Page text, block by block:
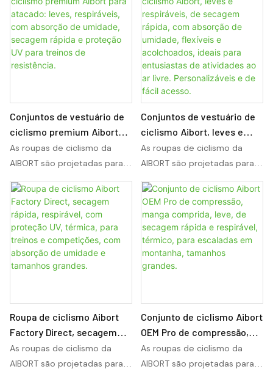
o conforto e a segurança em
cada pedalada.
o conforto e a segurança em
cada pedalada.
umidade e preço de
fábrica.
distâncias. Com tecidos
leves, gerenciamento
avançado de umidade e
opções de personalização
completas, este vestuário
oferece respirabilidade,
flexibilidade e durabilidade
de longa duração tanto para
ciclismo de estrada quanto
para mountain bike. Pensado
níveis, ele eleva a velocidade,
o conforto e a segurança em
cada pedalada.
tamanhos grandes para
ciclismo de estrada.
distâncias. Com tecidos
leves, gerenciamento
avançado de umidade e
opções de personalização
completas, este vestuário
profissional para ciclismo
oferece respirabilidade,
flexibilidade e durabilidade
de longa duração tanto para
ciclismo de estrada quanto
para mountain bike. Pensado
níveis, ele eleva a velocidade,
o conforto e a segurança em
cada pedalada.
Conjuntos de vestuário de
ciclismo premium Aibort
para atacado: leves,
respiráveis, com absorção
rápida e proteção UV para
treinos de resistência.
As roupas de ciclismo da
AIBORT são projetadas para
desempenho, conforto e
resistência em longas
distâncias. Com tecidos
leves, gerenciamento
avançado de umidade e
opções de personalização
completas, este vestuário
oferece respirabilidade,
flexibilidade e durabilidade
de longa duração tanto para
ciclismo de estrada quanto
para mountain bike. Pensado
Conjuntos de vestuário de
ciclismo Aibort, leves e
respiráveis, de secagem
rápida, com absorção de
acolchoados, ideais para
entusiastas de atividades
ao ar livre. Personalizáveis ​​
e de fácil acesso.
As roupas de ciclismo da
AIBORT são projetadas para
desempenho, conforto e
resistência em longas
distâncias. Com tecidos
leves, gerenciamento
avançado de umidade e
opções de personalização
completas, este vestuário
oferece respirabilidade,
flexibilidade e durabilidade
de longa duração tanto para
ciclismo de estrada quanto
para mountain bike. Pensado
Roupa de ciclismo Aibort
Factory Direct, secagem
rápida, respirável, com
proteção UV, térmica, para
As roupas de ciclismo da
AIBORT são projetadas para
Conjunto de ciclismo Aibort
OEM Pro de compressão,
manga comprida, leve, de
secagem rápida e
As roupas de ciclismo da
AIBORT são projetadas para